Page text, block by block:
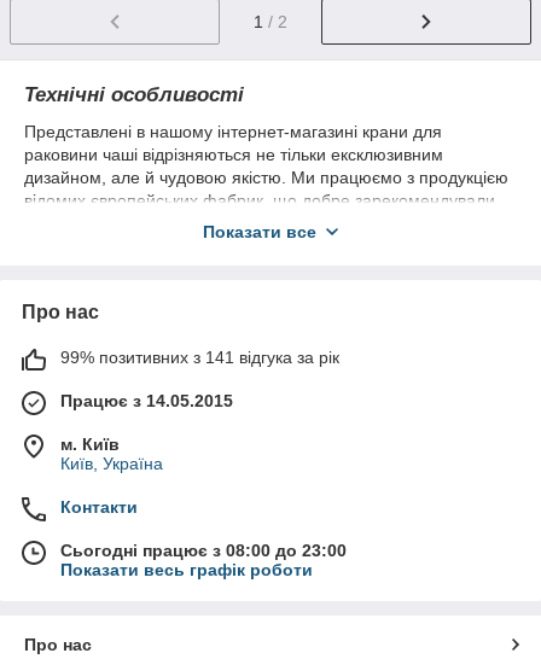
1 / 2
Технічні особливості
Представлені в нашому інтернет-магазині крани для
раковини чаші відрізняються не тільки ексклюзивним
дизайном, але й чудовою якістю. Ми працюємо з продукцією
відомих європейських фабрик, що добре зарекомендували
себе (Fiore, Bugnatese, Imex, Gessi, Fima, Bruma, Tres, та ін.).
Залежно від ваших уподобань, ви можете
змішувач
Латунний корпус у поєднанніз керамічним картриджем
покриття, яке не боїться подряпин і потертостей, не змінить
А завдяки спеціальному аератору, що насичує струмені
споживатиме на порядок менше води, ніж звичайний кран.
У нас можна придбати змішувач на стільницю, так і для
монтажу безпосередньо на раковину. Роздивляйтесь наш
магазину «АкваФешн»
Показати все
Про нас
99% позитивних з 141 відгука за рік
Працює з 14.05.2015
м. Київ
Київ, Україна
Контакти
Сьогодні працює з 08:00 до 23:00
Показати весь графік роботи
Про нас